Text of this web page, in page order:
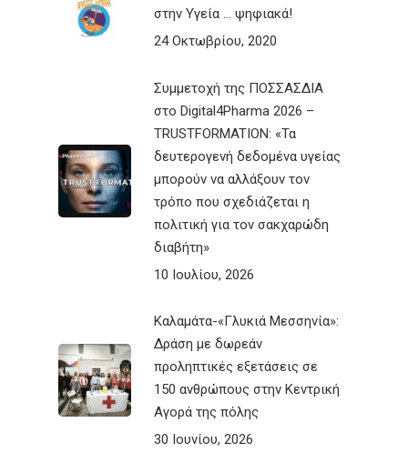
στην Υγεία … ψηφιακά!
24 Οκτωβρίου, 2020
Συμμετοχή της ΠΟΣΣΑΣΔΙΑ
στο Digital4Pharma 2026 –
TRUSTFORMATION: «Τα
δευτερογενή δεδομένα υγείας
μπορούν να αλλάξουν τον
τρόπο που σχεδιάζεται η
πολιτική για τον σακχαρώδη
διαβήτη»
10 Ιουλίου, 2026
Καλαμάτα-«Γλυκιά Μεσσηνία»:
Δράση με δωρεάν
προληπτικές εξετάσεις σε
150 ανθρώπους στην Κεντρική
Αγορά της πόλης
30 Ιουνίου, 2026